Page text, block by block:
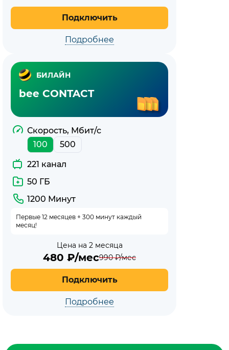
Подключить
Подробнее
БИЛАЙН
bee CONTACT
Скорость, Мбит/с
100
500
221 канал
50 ГБ
1200 Минут
Первые 12 месяцев + 300 минут каждый
месяц!
Цена на 2 месяца
480 ₽/мес990₽/мес
Подключить
Подробнее